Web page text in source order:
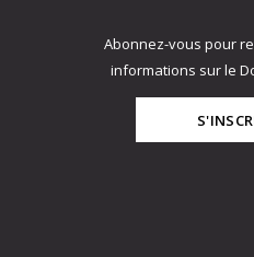
Abonnez-vous pour
informations sur le